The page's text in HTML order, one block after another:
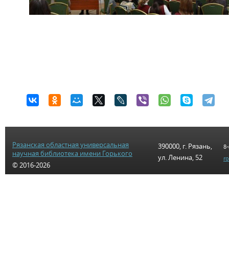
Рязанская областная универсальная
научная библиотека имени Горького
© 2016-2026
390000, г. Рязань,
ул. Ленина, 52